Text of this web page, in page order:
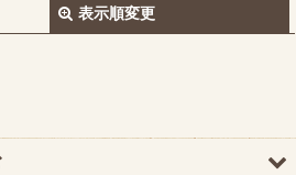
表示順変更